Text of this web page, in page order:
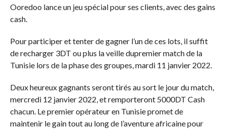
Ooredoo lance un jeu spécial pour ses clients, avec des gains
cash.
Pour participer et tenter de gagner l’un de ces lots, il suffit
de recharger 3DT ou plus la veille dupremier match de la
Tunisie lors de la phase des groupes, mardi 11 janvier 2022.
Deux heureux gagnants seront tirés au sort le jour du match,
mercredi 12 janvier 2022, et remporteront 5000DT Cash
chacun. Le premier opérateur en Tunisie promet de
maintenir le gain tout au long de l’aventure africaine pour